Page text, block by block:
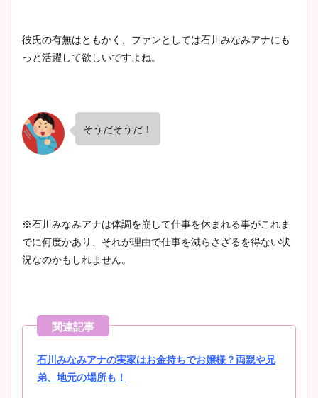
彼氏の有無はともかく、ファンとしては石川みなみアナにも
っと活躍して欲しいですよね。
そうだそうだ！
※石川みなみアナは体調を崩して仕事を休まれる事がこれま
でに何度かあり、それが理由で仕事を減らさざるを得ない状
況なのかもしれません。
石川みなみアナの実家はお金持ちでお嬢様？両親や兄
弟、地元の場所も！